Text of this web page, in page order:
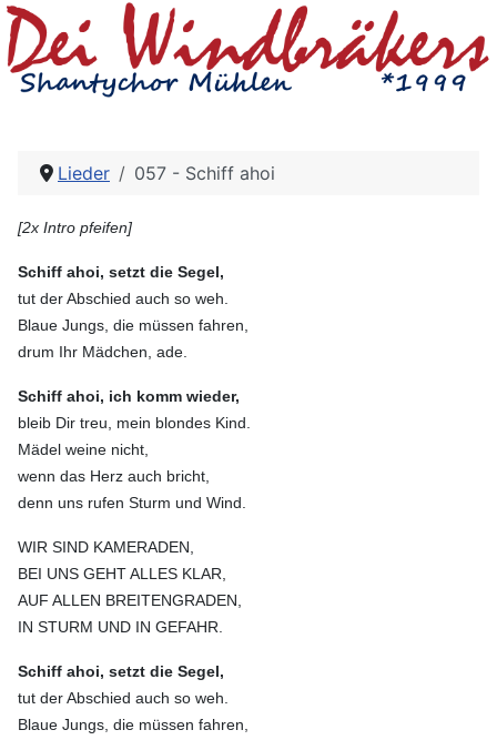
Lieder 057 - Schiff ahoi
[2x Intro pfeifen]
Schiff ahoi, setzt die Segel,
tut der Abschied auch so weh.
Blaue Jungs, die müssen fahren,
drum Ihr Mädchen, ade.
Schiff ahoi, ich komm wieder,
bleib Dir treu, mein blondes Kind.
Mädel weine nicht,
wenn das Herz auch bricht,
denn uns rufen Sturm und Wind.
WIR SIND KAMERADEN,
BEI UNS GEHT ALLES KLAR,
AUF ALLEN BREITENGRADEN,
IN STURM UND IN GEFAHR.
Schiff ahoi, setzt die Segel,
tut der Abschied auch so weh.
Blaue Jungs, die müssen fahren,